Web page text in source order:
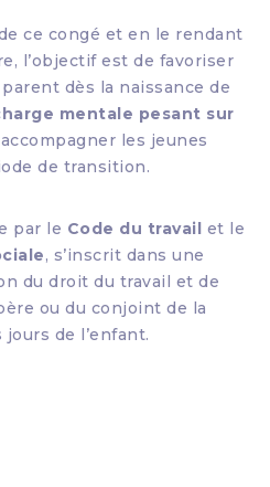
ce congé et en le rendant
l’objectif est de favoriser
dès la naissance de
mentale pesant sur
les jeunes
de transition.
par le Code du travail et le
, s’inscrit dans une
du droit du travail et de
ou du conjoint de la
de l’enfant.